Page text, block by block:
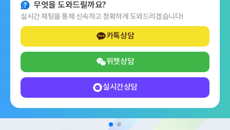
무엇을 도와드릴까요?
실시간 채팅을 통해 신속하고 정확하게 도와드리겠습니다!
카톡상담
위챗상담
실시간상담